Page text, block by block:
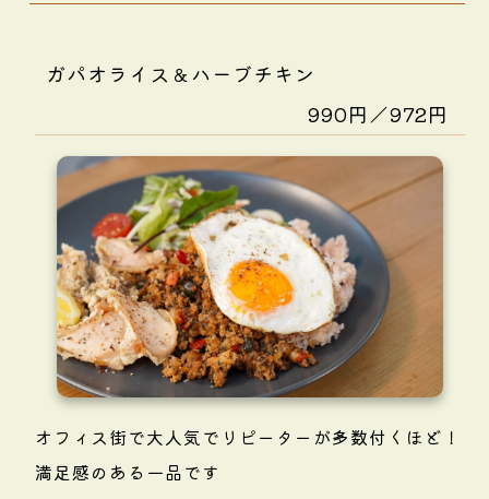
ガパオライス＆ハーブチキン
990円／972円
オフィス街で大人気でリピーターが多数付くほど！
満足感のある一品です